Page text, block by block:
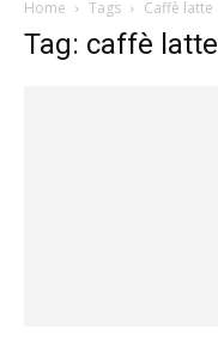
Home Tags Caffè latte
Tag: caffè latte